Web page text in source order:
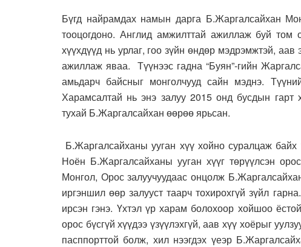
Бүгд найрамдах намын дарга Б.Жаргалсайхан
тооцогдоно. Англид амжилттай ажиллаж буй
хүүхдүүд нь урлаг, гоо зүйн өндөр мэдрэмжтэй, аав
ажиллаж яваа. Түүнээс гадна “Буян”-гийн
амьдарч байсныг монголчууд сайн мэднэ.
Харамсалтай нь энэ залуу 2015 онд бусдын
тухай Б.Жаргалсайхан өөрөө ярьсан.
Б.Жаргалсайханы ууган хүү хойно суралцаж
Ноён Б.Жаргалсайханы ууган хүүг төрүүлсэн
Монгол, Орос залуучуудаас онцолж
иргэншил өөр залууст таарч тохирохгүй зүйл
ирсэн гэнэ. Үхтэл үр харам болохоор хойшоо
орос бүсгүй хүүдээ үзүүлэхгүй, аав хүү хоёрыг
пасппорттой болж, хил нээгдэх үеэр